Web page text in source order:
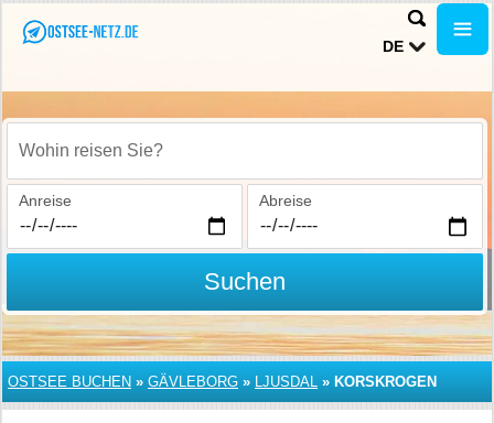
DE
Wohin reisen Sie?
Anreise Abreise
Suchen
OSTSEE BUCHEN » GÄVLEBORG » LJUSDAL » KORSKROGEN